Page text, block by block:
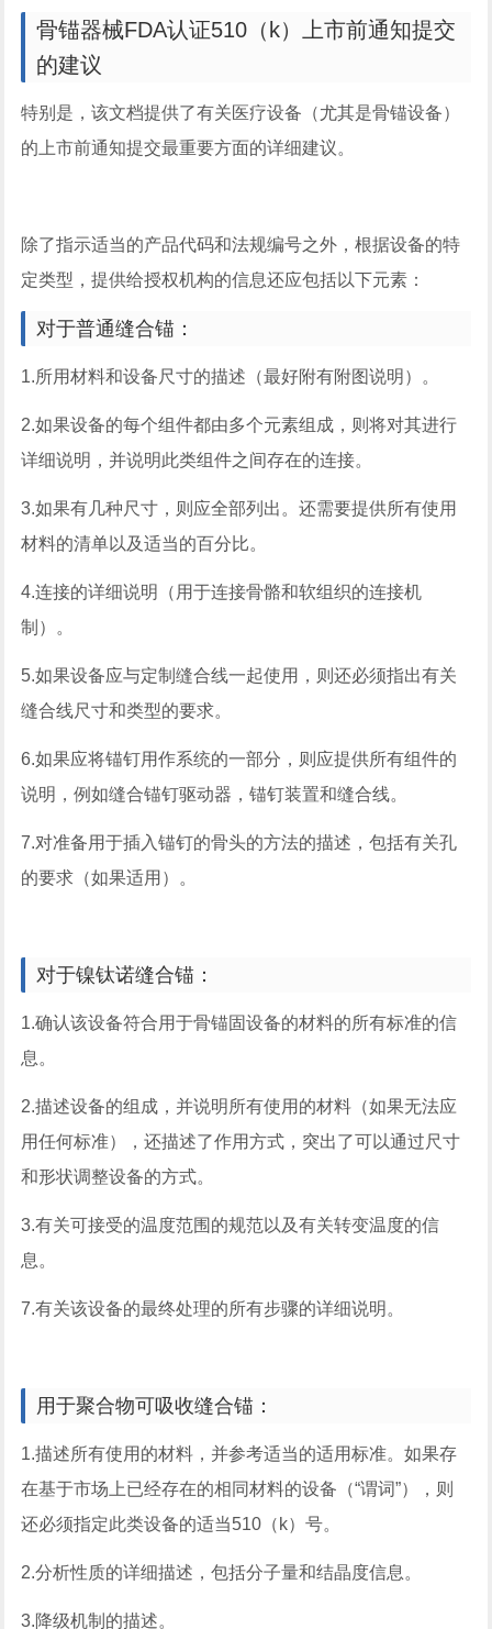
骨锚器械FDA认证510（k）上市前通知提交
的建议
特别是，该文档提供了有关医疗设备（尤其是骨锚设备）
的上市前通知提交最重要方面的详细建议。
除了指示适当的产品代码和法规编号之外，根据设备的特
定类型，提供给授权机构的信息还应包括以下元素：
对于普通缝合锚：
1.所用材料和设备尺寸的描述（最好附有附图说明）。
2.如果设备的每个组件都由多个元素组成，则将对其进行
详细说明，并说明此类组件之间存在的连接。
3.如果有几种尺寸，则应全部列出。还需要提供所有使用
材料的清单以及适当的百分比。
4.连接的详细说明（用于连接骨骼和软组织的连接机
制）。
5.如果设备应与定制缝合线一起使用，则还必须指出有关
缝合线尺寸和类型的要求。
6.如果应将锚钉用作系统的一部分，则应提供所有组件的
说明，例如缝合锚钉驱动器，锚钉装置和缝合线。
7.对准备用于插入锚钉的骨头的方法的描述，包括有关孔
的要求（如果适用）。
对于镍钛诺缝合锚：
1.确认该设备符合用于骨锚固设备的材料的所有标准的信
息。
2.描述设备的组成，并说明所有使用的材料（如果无法应
用任何标准），还描述了作用方式，突出了可以通过尺寸
和形状调整设备的方式。
3.有关可接受的温度范围的规范以及有关转变温度的信
息。
7.有关该设备的最终处理的所有步骤的详细说明。
用于聚合物可吸收缝合锚：
1.描述所有使用的材料，并参考适当的适用标准。如果存
在基于市场上已经存在的相同材料的设备（“谓词”），则
还必须指定此类设备的适当510（k）号。
2.分析性质的详细描述，包括分子量和结晶度信息。
3.降级机制的描述。